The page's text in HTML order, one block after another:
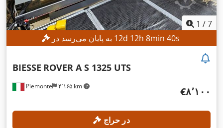
1 /7
12d 12h 8min 38s
Piemonte ۴٬۱۶۵ km
BIESSE ROVER A S 1325 UTS
‎€۸٬۱۰۰
در حراج